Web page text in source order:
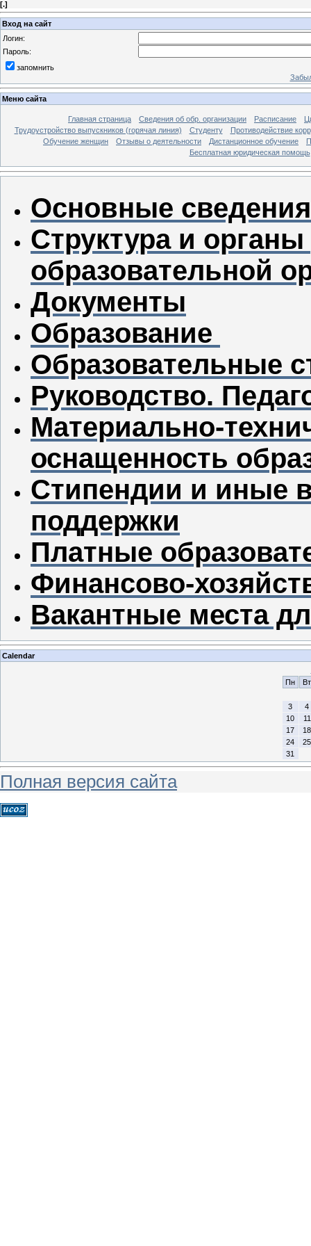
[.]
Вход на сайт
Логин:
Пароль:
запомнить
Меню сайта
Главная страница Сведения об обр. организации Расписание
Трудоустройство выпускников (горячая линия)
Студенту
Противодействие
Обучение женщин
Отзывы о деятельности Дистанционное обучение
Бесплатная юридическая помощь
Основные сведения
Структура и
образовательной
Документы
Образование
Образовательные
Руководство.
Материально-
оснащенность
Стипендии и иные
поддержки
Платные
Финансово-
Вакантные места
Calendar
Пн
Вт
3
4
10
11
17
18
24
25
31
Полная версия сайта